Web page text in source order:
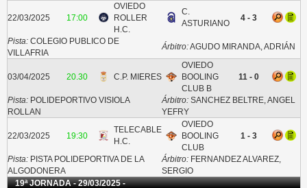
22/03/2025 17:00
OVIEDO
ROLLER
H.C.
C.
ASTURIANO
4 - 3
Pista:COLEGIO PUBLICO DE
VILLAFRIA
Árbitro:AGUDO MIRANDA, ADRIÁN
03/04/2025 20.30 C.P. MIERES
OVIEDO
BOOLING
CLUB B
11 - 0
Pista:POLIDEPORTIVO VISIOLA
ROLLAN
Árbitro:SANCHEZ BELTRE, ANGEL
YEFRY
22/03/2025 19:30
TELECABLE
H.C.
OVIEDO
BOOLING
CLUB
1 - 3
Pista:PISTA POLIDEPORTIVA DE LA
ALGODONERA
Árbitro:FERNANDEZ ALVAREZ,
SERGIO
19ª JORNADA - 29/03/2025 -